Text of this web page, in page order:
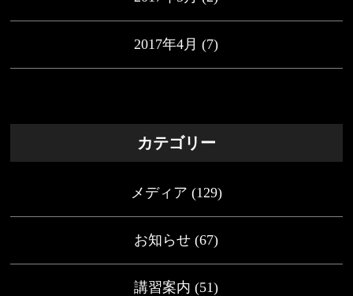
2017年4月 (7)
カテゴリー
メディア (129)
お知らせ (67)
講習案内 (51)